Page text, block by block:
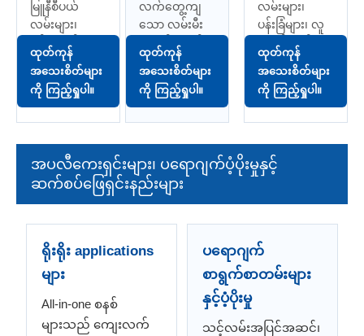
စွမ်းအင်
လမ်းမီး
မြူနီစီပယ်
လမ်းများ၊
ရပ်ရွာလမ်းများ
နှင့် စီးပွားရေး
လုပ်ငန်းသုံး ပြင်
ပပရောဂျက်
ပေါင်းစပ်ထား
သော ဆိုလာ
အလင်းရောင်
ဖြေရှင်းချက်။
ထုတ်ကုန်
အသေးစိတ်များ
ကို ကြည့်ရှုပါ။
လမ်းမီး
လက်တွေ့ကျ
သော လမ်းမီး
အလင်းရောင်
တပ်ဆင်မှုများ
နှင့် ပရောဂျက်
အလိုက် ဖွဲ့စည်း
သည့် ဆိုလာ
လမ်းမီးစီးရီး
တစ်ခု။
ထုတ်ကုန်
အသေးစိတ်များ
ကို ကြည့်ရှုပါ။
စွမ်းအင်
လမ်းမီး
လမ်းများ၊
ပန်းခြံများ၊ လူ
နေရပ်ကွက်များ
နှင့် အခြားသော
လိုင်းမရှိသော
ပြင်ပအပလီ
လာလမ်းမီး
ထုတ်ကုန်
အသေးစိတ်များ
ကို ကြည့်ရှုပါ။
အပလီကေးရှင်းများ၊ ပရောဂျက်ပံ့ပိုးမှုနှင့်
ဆက်စပ်ဖြေရှင်းနည်းများ
ရိုးရိုး applications
များ
All-in-one စနစ်
များသည် ကျေးလက်
ပရောဂျက်
စာရွက်စာတမ်းများ
နှင့်ပံ့ပိုးမှု
သင့်လမ်းအပြင်အဆင်၊